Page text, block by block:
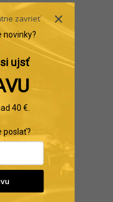
zavrieť
novinky?
ujsť
40 €.
poslať?